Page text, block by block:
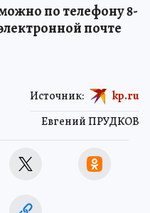
по телефону 8-
почте
Евгений ПРУДКОВ
Источник: kp.ru